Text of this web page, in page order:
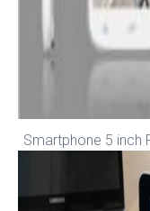
Smartphone 5 inch